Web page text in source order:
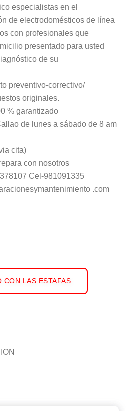
especialistas en el
de electrodomésticos de línea
con profesionales que
presentado para usted
de su
preventivo-correctivo/
originales.
% garantizado
de lunes a sábado de 8 am
cita)
con nosotros
Cel-981091335
.com
CON LAS ESTAFAS